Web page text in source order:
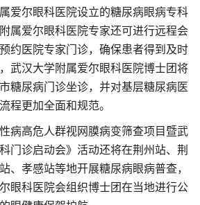
爱尔眼科医院设立的糖尿病眼病专科
属爱尔眼科医院专家还可进行远程会
约医院专家门诊，确保患者得到及时
武汉大学附属爱尔眼科医院博士团将
糖尿病门诊坐诊，并对基层糖尿病医
程更加全面和规范。
病高危人群视网膜病变筛查项目暨武
门诊启动会》活动还将在荆州站、荆
、孝感站等地开展糖尿病眼病普查，
眼科医院会组织博士团在当地进行公